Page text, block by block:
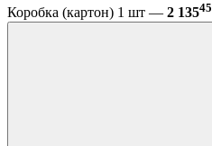
Коробка (картон) 1 шт — 2 13545